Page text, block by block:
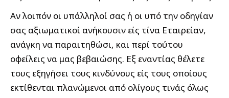
Αν λοιπόν οι υπάλληλοί σας ή οι υπό την οδηγίαν
σας αξιωματικοί ανήκουσιν είς τίνα Εταιρείαν,
ανάγκη να παραιτηθώσι, και περί τούτου
οφείλεις να μας βεβαιώσης. Εξ εναντίας θέλετε
τους εξηγήσει τους κινδύνους είς τους οποίους
εκτίθενται πλανώμενοι από ολίγους τινάς όλως